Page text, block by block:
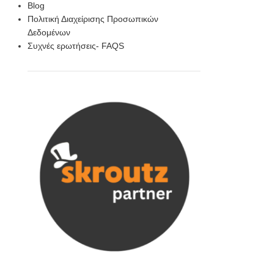
Blog
Πολιτική Διαχείρισης Προσωπικών
Δεδομένων
Συχνές ερωτήσεις- FAQS